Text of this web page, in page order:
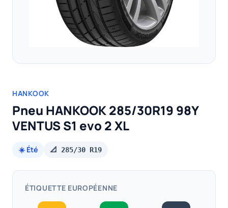
HANKOOK
Pneu HANKOOK 285/30R19 98Y
VENTUS S1 evo 2 XL
☀️ Été 📐 285/30 R19
ÉTIQUETTE EUROPÉENNE